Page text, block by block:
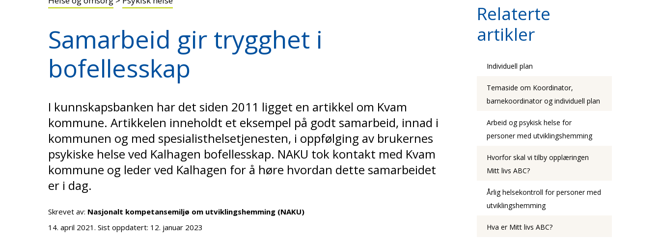
Samarbeid gir trygghet i
bofellesskap
I kunnskapsbanken har det siden 2011 ligget en artikkel om Kvam
kommune. Artikkelen inneholdt et eksempel på godt samarbeid, innad i
kommunen og med spesialisthelsetjenesten, i oppfølging av brukernes
psykiske helse ved Kalhagen bofellesskap. NAKU tok kontakt med Kvam
kommune og leder ved Kalhagen for å høre hvordan dette samarbeidet
er i dag.
Skrevet av: Nasjonalt kompetansemiljø om utviklingshemming (NAKU)
14. april 2021 . Sist oppdatert: 12. januar 2023
Relaterte
artikler
Individuell plan
Temaside om Koordinator,
barnekoordinator og individuell plan
Arbeid og psykisk helse for
personer med utviklingshemming
Hvorfor skal vi tilby opplæringen
Mitt livs ABC?
Årlig helsekontroll for personer med
utviklingshemming
Hva er Mitt livs ABC?